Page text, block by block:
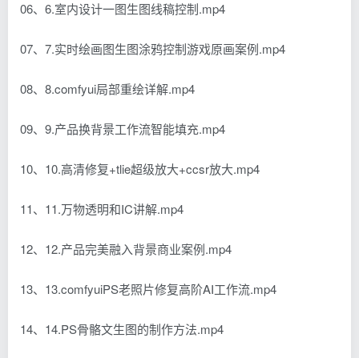
06、6.室内设计一图生图线稿控制.mp4
07、7.实时绘画图生图涂鸦控制游戏原画案例.mp4
08、8.comfyui局部重绘详解.mp4
09、9.产品换背景工作流智能填充.mp4
10、10.高清修复+tlie超级放大+ccsr放大.mp4
11、11.万物透明和IC讲解.mp4
12、12.产品完美融入背景商业案例.mp4
13、13.comfyuiPS老照片修复高阶AI工作流.mp4
14、14.PS骨骼文生图的制作方法.mp4